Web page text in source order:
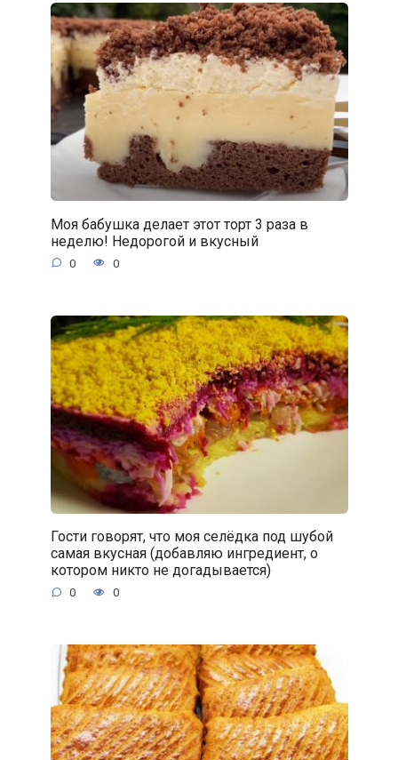
Моя бабушка делает этот торт 3 раза в
неделю! Недорогой и вкусный
0 0
Гости говорят, что моя селёдка под шубой
самая вкусная (добавляю ингредиент, о
котором никто не догадывается)
0 0